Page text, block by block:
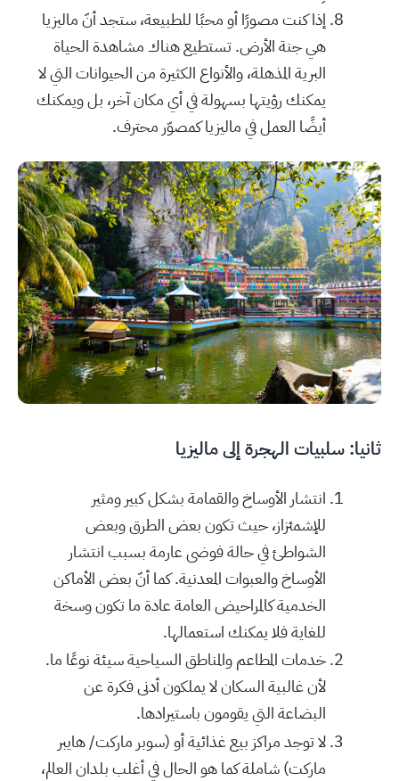
إذا كنت مصورًا أو محبًا للطبيعة، ستجد أنّ ماليزيا
هي جنة الأرض. تستطيع هناك مشاهدة الحياة
البرية المذهلة، والأنواع الكثيرة من الحيوانات التي لا
يمكنك رؤيتها بسهولة في أي مكان آخر، بل ويمكنك
أيضًا العمل في ماليزيا كمصوّر محترف.
ثانيا: سلبيات الهجرة إلى ماليزيا
انتشار الأوساخ والقمامة بشكل كبير ومثير
للإشمئزاز، حيث تكون بعض الطرق وبعض
الشواطئ في حالة فوضى عارمة بسبب انتشار
الأوساخ والعبوات المعدنية. كما أنّ بعض الأماكن
الخدمية كالمراحيض العامة عادة ما تكون وسخة
للغاية فلا يمكنك استعمالها.
خدمات المطاعم والمناطق السياحية سيئة نوعًا ما.
لأن غالبية السكان لا يملكون أدنى فكرة عن
البضاعة التي يقومون باستيرادها.
لا توجد مراكز بيع غذائية أو (سوبر ماركت/ هايبر
ماركت) شاملة كما هو الحال في أغلب بلدان العالم،